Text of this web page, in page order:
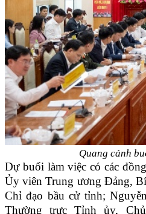
Quang cảnh
Dự buổi làm việc có các
Ủy viên Trung ương Đảng,
Chỉ đạo bầu cử tỉnh;
Thường trực Tỉnh ủy,